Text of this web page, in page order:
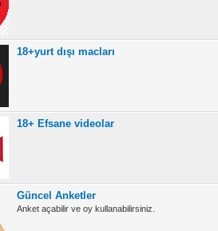
18+yurt dışı macları
18+ Efsane videolar
Güncel Anketler
Anket açabilir ve oy kullanabilirsiniz.